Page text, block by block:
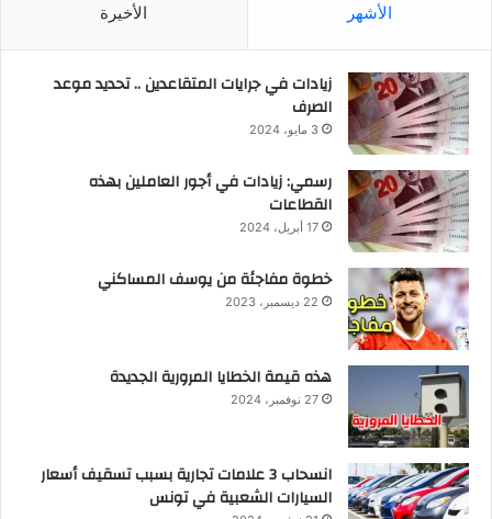
الأشهر الأخيرة
زيادات في جرايات المتقاعدين .. تحديد موعد
الصرف
3 مايو، 2024
رسمي: زيادات في أجور العاملين بهذه
القطاعات
17 أبريل، 2024
خطوة مفاجئة من يوسف المساكني
22 ديسمبر، 2023
هذه قيمة الخطايا المرورية الجديدة
27 نوفمبر، 2024
انسحاب 3 علامات تجارية بسبب تسقيف أسعار
السيارات الشعبية في تونس